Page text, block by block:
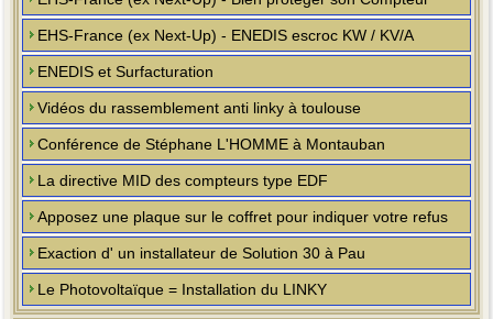
EHS-France (ex Next-Up) - ENEDIS escroc KW / KV/A
ENEDIS et Surfacturation
Vidéos du rassemblement anti linky à toulouse
Conférence de Stéphane L'HOMME à Montauban
La directive MID des compteurs type EDF
Apposez une plaque sur le coffret pour indiquer votre refus
Exaction d' un installateur de Solution 30 à Pau
Le Photovoltaïque = Installation du LINKY